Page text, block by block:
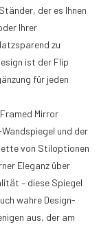
der es Ihnen
Ihrer
zu
ist der Flip
für jeden
Mirror
und der
von Stiloptionen
Eleganz über
– diese Spiegel
wahre Design-
aus, der am